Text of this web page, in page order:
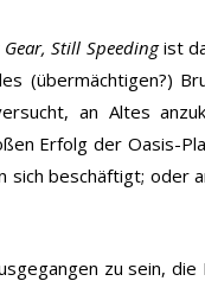
Still Speedingist
(übermächtigen?)
an Altes
Erfolg der Oasis-
sich beschäftigt; oder
zu sein,